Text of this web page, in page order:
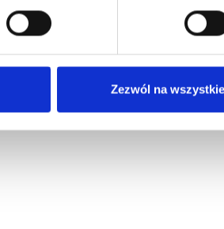
Zezwól na wszystkie